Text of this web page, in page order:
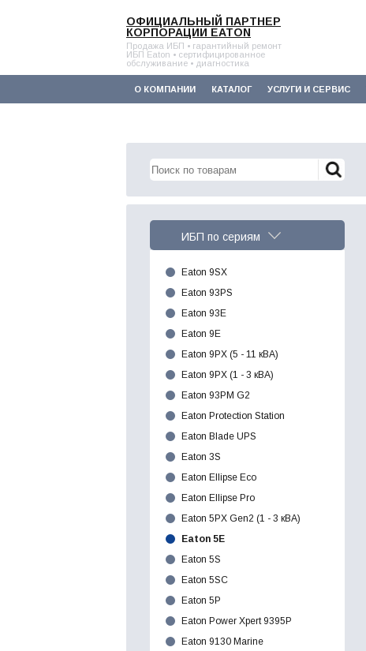
ОФИЦИАЛЬНЫЙ ПАРТНЕР
КОРПОРАЦИИ EATON
Продажа ИБП • гарантийный ремонт
ИБП Eaton • сертифицированное
обслуживание • диагностика
О КОМПАНИИ КАТАЛОГ УСЛУГИ И СЕРВИС
ИБП по сериям
Eaton 9SX
Eaton 93PS
Eaton 93E
Eaton 9E
Eaton 9PX (5 - 11 кВА)
Eaton 9PX (1 - 3 кВА)
Eaton 93PM G2
Eaton Protection Station
Eaton Blade UPS
Eaton 3S
Eaton Ellipse Eco
Eaton Ellipse Pro
Eaton 5PX Gen2 (1 - 3 кВА)
Eaton 5E
Eaton 5S
Eaton 5SC
Eaton 5P
Eaton Power Xpert 9395P
Eaton 9130 Marine